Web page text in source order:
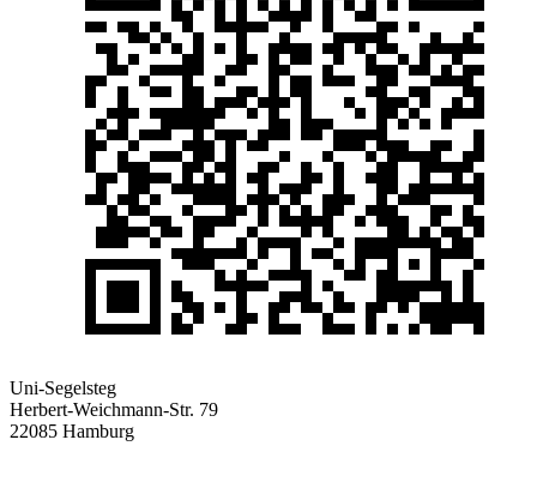
Uni-Segelsteg
Herbert-Weichmann-Str. 79
22085 Hamburg